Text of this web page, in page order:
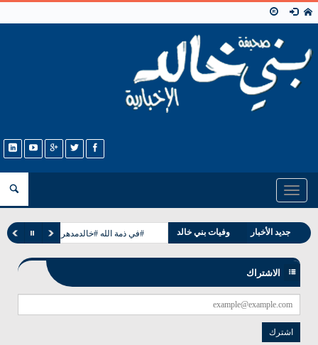
Toggle
navigation
جديد الأخبار
مناسبات بني خالد
وفيات بني خالد #في ذمة الله #خالدمدهر مرعي الخالدي
الاشتراك